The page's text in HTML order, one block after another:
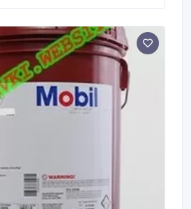
Пластичные смазки
в себе уникальные
(ПАО)
масла и
комплексного литиевого